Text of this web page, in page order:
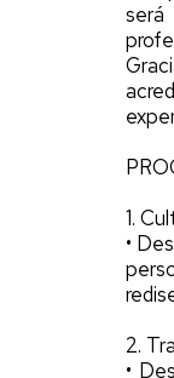
será
1.
•
2.
•